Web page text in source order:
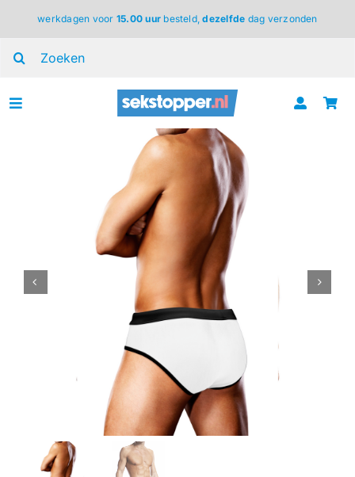
inhoud
werkdagen voor 15.00 uur besteld,dezelfde dag verzonden
Toggle
voor koppels
drogisterij